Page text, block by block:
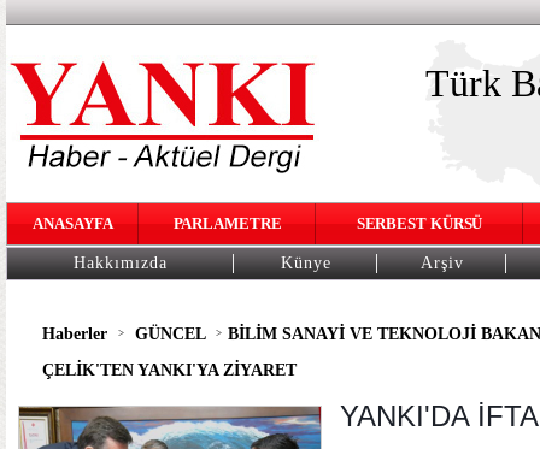
Türk
ANASAYFA PARLAMETRE SERBEST KÜRSÜ
Hakkımızda Künye Arşiv
Haberler > GÜNCEL > BİLİM SANAYİ VE TEKNOLOJİ
ÇELİK'TEN YANKI'YA ZİYARET
YANKI'DA